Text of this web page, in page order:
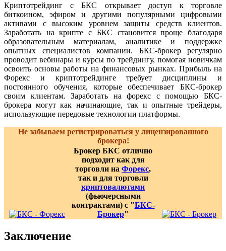
Криптотрейдинг с БКС открывает доступ к торговле
биткоином, эфиром и другими популярными цифровыми
активами с высоким уровнем защиты средств клиентов.
Заработать на крипте с БКС становится проще благодаря
образовательным материалам, аналитике и поддержке
опытных специалистов компании. БКС-брокер регулярно
проводит вебинары и курсы по трейдингу, помогая новичкам
освоить основы работы на финансовых рынках. Прибыль на
Форекс и криптотрейдинге требует дисциплины и
постоянного обучения, которые обеспечивает БКС-брокер
своим клиентам. Заработать на форекс с помощью БКС-
брокера могут как начинающие, так и опытные трейдеры,
использующие передовые технологии платформы.
Не забываем регистрироваться у лицензированного
брокера!
Брокер БКС отлично
подходит как для
торговли на Форекс,
так и для торговли
криптовалютами
(фьючерсными
контрактами) с "БКС-
Брокер"
Заключение